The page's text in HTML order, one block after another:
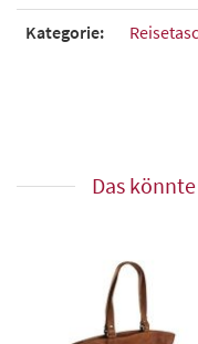
Kategorie:
Das